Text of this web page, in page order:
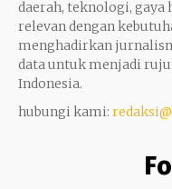
daerah, teknologi, gaya
relevan dengan
menghadirkan
data untuk menjadi
Indonesia.
hubungi kami: